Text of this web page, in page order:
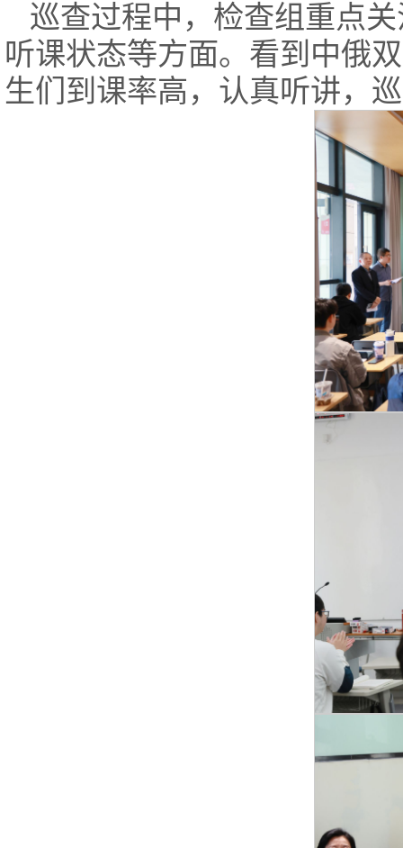
巡查过程中，检查组重点
听课状态等方面。看到中俄
生们到课率高，认真听讲，